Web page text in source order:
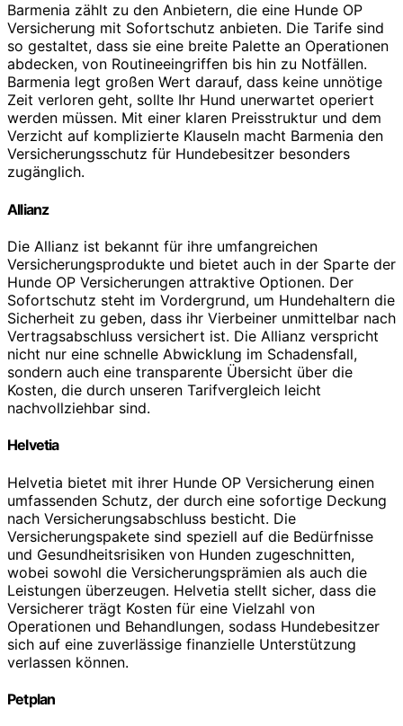
Barmenia zählt zu den Anbietern, die eine Hunde OP
Versicherung mit Sofortschutz anbieten. Die Tarife sind
so gestaltet, dass sie eine breite Palette an Operationen
abdecken, von Routineeingriffen bis hin zu Notfällen.
Barmenia legt großen Wert darauf, dass keine unnötige
Zeit verloren geht, sollte Ihr Hund unerwartet operiert
werden müssen. Mit einer klaren Preisstruktur und dem
Verzicht auf komplizierte Klauseln macht Barmenia den
Versicherungsschutz für Hundebesitzer besonders
zugänglich.
Allianz
Die Allianz ist bekannt für ihre umfangreichen
Versicherungsprodukte und bietet auch in der Sparte der
Hunde OP Versicherungen attraktive Optionen. Der
Sofortschutz steht im Vordergrund, um Hundehaltern die
Sicherheit zu geben, dass ihr Vierbeiner unmittelbar nach
Vertragsabschluss versichert ist. Die Allianz verspricht
nicht nur eine schnelle Abwicklung im Schadensfall,
sondern auch eine transparente Übersicht über die
Kosten, die durch unseren Tarifvergleich leicht
nachvollziehbar sind.
Helvetia
Helvetia bietet mit ihrer Hunde OP Versicherung einen
umfassenden Schutz, der durch eine sofortige Deckung
nach Versicherungsabschluss besticht. Die
Versicherungspakete sind speziell auf die Bedürfnisse
und Gesundheitsrisiken von Hunden zugeschnitten,
wobei sowohl die Versicherungsprämien als auch die
Leistungen überzeugen. Helvetia stellt sicher, dass die
Versicherer trägt Kosten für eine Vielzahl von
Operationen und Behandlungen, sodass Hundebesitzer
sich auf eine zuverlässige finanzielle Unterstützung
verlassen können.
Petplan